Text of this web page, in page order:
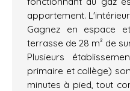
appartement.
Gagnez en espace
terrasse de 28 m² de
Plusieurs
primaire et collège)
minutes à pied, tout